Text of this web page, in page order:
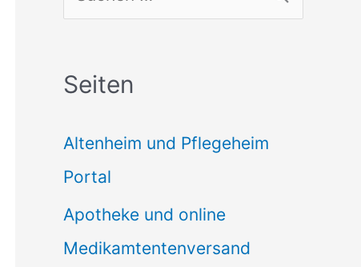
u
h
n
n
a
c
Seiten
Altenheim und Pflegeheim
Portal
Apotheke und online
Medikamtentenversand